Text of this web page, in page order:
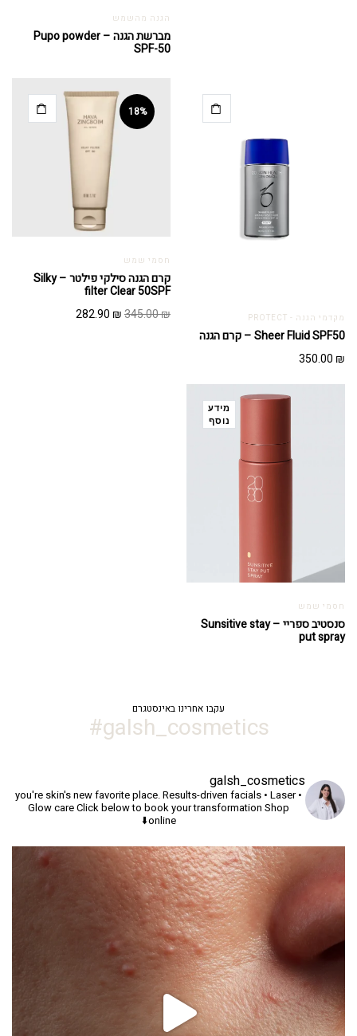
הגנה מהשמש
מברשת הגנה – Pupo powder
SPF-50
מקדמי הגנה - PROTECT
Sheer Fluid SPF50 – קרם הגנה
350.00 ₪
18%
חסמי שמש
קרם הגנה סילקי פילטר – Silky
filter Clear 50SPF
345.00₪
המחיר282.90 ₪
המחיר
מידע
נוסף
חסמי שמש
סנסטיב ספריי – Sunsitive stay
put spray
עקבו אחרינו באינסטגרם
galsh_cosmetics#
galsh_cosmetics
you're skin's new favorite place.Results-driven facials • Laser •
Glow careClick below to book your transformation Shop
online⬇️